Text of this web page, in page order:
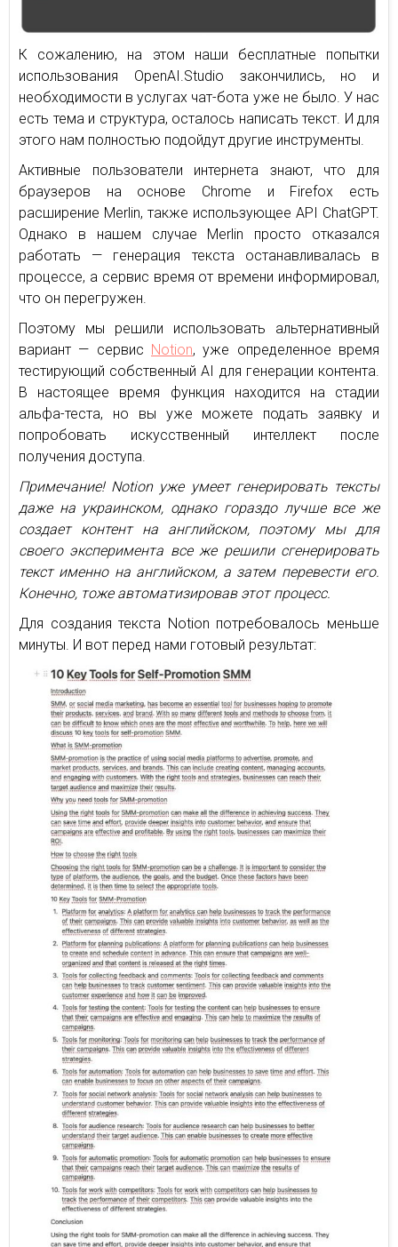
К сожалению, на этом наши бесплатные попытки
использования OpenAI.Studio закончились, но и
необходимости в услугах чат-бота уже не было. У нас
есть тема и структура, осталось написать текст. И для
этого нам полностью подойдут другие инструменты.
Активные пользователи интернета знают, что для
браузеров на основе Chrome и Firefox есть
расширение Merlin, также использующее API ChatGPT.
Однако в нашем случае Merlin просто отказался
работать — генерация текста останавливалась в
процессе, а сервис время от времени информировал,
что он перегружен.
Поэтому мы решили использовать альтернативный
вариант — сервис Notion, уже определенное время
тестирующий собственный AI для генерации контента.
В настоящее время функция находится на стадии
альфа-теста, но вы уже можете подать заявку и
попробовать искусственный интеллект после
получения доступа.
Примечание! Notion уже умеет генерировать тексты
даже на украинском, однако гораздо лучше все же
создает контент на английском, поэтому мы для
своего эксперимента все же решили сгенерировать
текст именно на английском, а затем перевести его.
Конечно, тоже автоматизировав этот процесс.
Для создания текста Notion потребовалось меньше
минуты. И вот перед нами готовый результат: